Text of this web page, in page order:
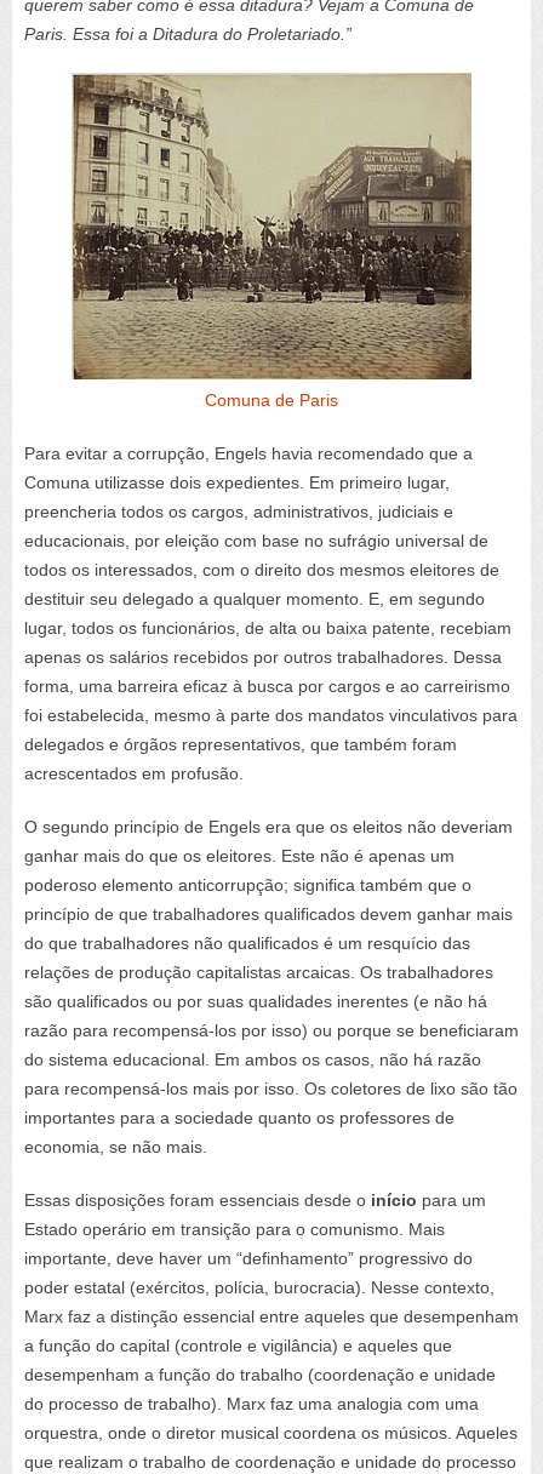
querem saber como é essa ditadura? Vejam a Comuna de
Paris. Essa foi a Ditadura do Proletariado.”
Comuna de Paris
Para evitar a corrupção, Engels havia recomendado que a
Comuna utilizasse dois expedientes. Em primeiro lugar,
preencheria todos os cargos, administrativos, judiciais e
educacionais, por eleição com base no sufrágio universal de
todos os interessados, com o direito dos mesmos eleitores de
destituir seu delegado a qualquer momento. E, em segundo
lugar, todos os funcionários, de alta ou baixa patente, recebiam
apenas os salários recebidos por outros trabalhadores. Dessa
forma, uma barreira eficaz à busca por cargos e ao carreirismo
foi estabelecida, mesmo à parte dos mandatos vinculativos para
delegados e órgãos representativos, que também foram
acrescentados em profusão.
O segundo princípio de Engels era que os eleitos não deveriam
ganhar mais do que os eleitores. Este não é apenas um
poderoso elemento anticorrupção; significa também que o
princípio de que trabalhadores qualificados devem ganhar mais
do que trabalhadores não qualificados é um resquício das
relações de produção capitalistas arcaicas. Os trabalhadores
são qualificados ou por suas qualidades inerentes (e não há
razão para recompensá-los por isso) ou porque se beneficiaram
do sistema educacional. Em ambos os casos, não há razão
para recompensá-los mais por isso. Os coletores de lixo são tão
importantes para a sociedade quanto os professores de
economia, se não mais.
Essas disposições foram essenciais desde o início para um
Estado operário em transição para o comunismo. Mais
importante, deve haver um “definhamento” progressivo do
poder estatal (exércitos, polícia, burocracia). Nesse contexto,
Marx faz a distinção essencial entre aqueles que desempenham
a função do capital (controle e vigilância) e aqueles que
desempenham a função do trabalho (coordenação e unidade
do processo de trabalho). Marx faz uma analogia com uma
orquestra, onde o diretor musical coordena os músicos. Aqueles
que realizam o trabalho de coordenação e unidade do processo